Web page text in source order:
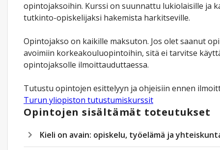
opintojaksoihin. Kurssi on suunnattu lukiolaisille ja
tutkinto-opiskelijaksi hakemista harkitseville.
Opintojakso on kaikille maksuton. Jos olet saanut
avoimiin korkeakouluopintoihin, sitä ei tarvitse
opintojaksolle ilmoittauduttaessa.
Tutustu opintojen esittelyyn ja ohjeisiin ennen
Turun yliopiston tutustumiskurssit
Opintojen sisältämät toteutukset
Kieli on avain: opiskelu, työelämä ja